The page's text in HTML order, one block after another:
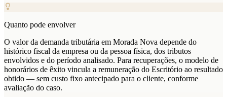
Quanto pode envolver
O valor da demanda tributária em Morada Nova depende do
histórico fiscal da empresa ou da pessoa física, dos tributos
envolvidos e do período analisado. Para recuperações, o modelo de
honorários de êxito vincula a remuneração do Escritório ao resultado
obtido — sem custo fixo antecipado para o cliente, conforme
avaliação do caso.